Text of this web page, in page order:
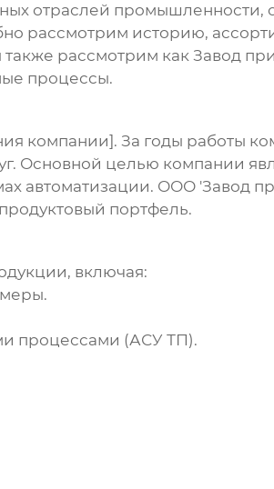
отраслей промышленности,
рассмотрим историю,
рассмотрим какЗавод
процессы.
компании]. За годы работы
Основной целью компании
автоматизации. ООО 'Завод
портфель.
включая:
процессами (АСУ ТП).